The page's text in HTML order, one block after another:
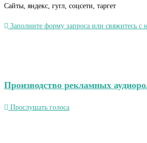
Сайты, яндекс, гугл, соцсети, таргет
Заполните форму запроса или свяжитесь
Производство рекламных
Прослушать голоса